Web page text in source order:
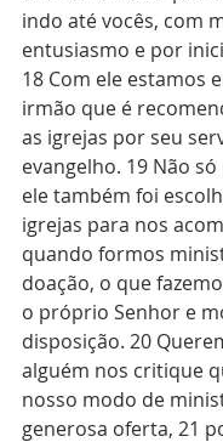
indo até vocês, com
entusiasmo e por
18 Com ele estamos
irmão que é
as igrejas por seu
evangelho. 19 Não
ele também foi
igrejas para nos
quando formos
doação, o que
o próprio Senhor e
disposição. 20
alguém nos critique
nosso modo de
generosa oferta, 21